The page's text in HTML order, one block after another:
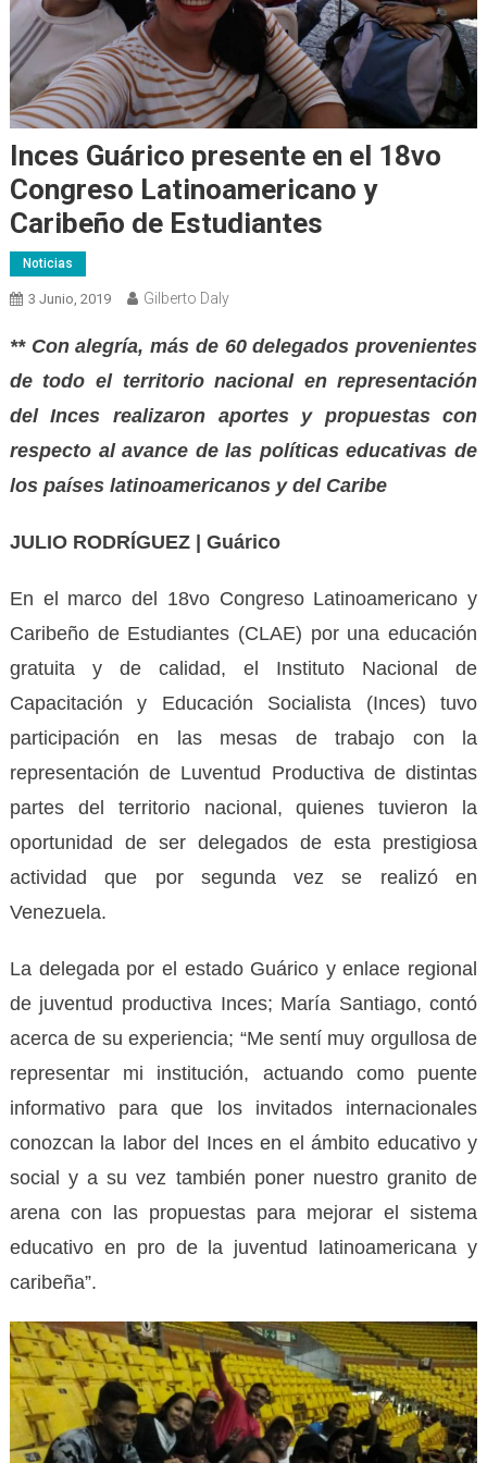
Inces Guárico presente en el 18vo
Congreso Latinoamericano y
Caribeño de Estudiantes
Noticias
3 Junio, 2019 Gilberto Daly
** Con alegría, más de 60 delegados provenientes
de todo el territorio nacional en representación
del Inces realizaron aportes y propuestas con
respecto al avance de las políticas educativas de
los países latinoamericanos y del Caribe
JULIO RODRÍGUEZ | Guárico
En el marco del 18vo Congreso Latinoamericano y
Caribeño de Estudiantes (CLAE) por una educación
gratuita y de calidad, el Instituto Nacional de
Capacitación y Educación Socialista (Inces) tuvo
participación en las mesas de trabajo con la
representación de Luventud Productiva de distintas
partes del territorio nacional, quienes tuvieron la
oportunidad de ser delegados de esta prestigiosa
actividad que por segunda vez se realizó en
Venezuela.
La delegada por el estado Guárico y enlace regional
de juventud productiva Inces; María Santiago, contó
acerca de su experiencia; “Me sentí muy orgullosa de
representar mi institución, actuando como puente
informativo para que los invitados internacionales
conozcan la labor del Inces en el ámbito educativo y
social y a su vez también poner nuestro granito de
arena con las propuestas para mejorar el sistema
educativo en pro de la juventud latinoamericana y
caribeña”.